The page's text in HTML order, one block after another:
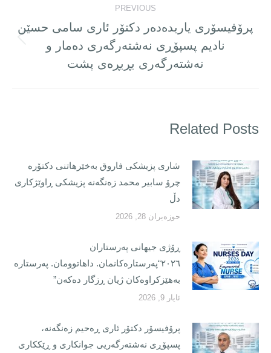
PREVIOUS
Previous
پرۆفیسۆری یاریدەدەر دکتۆر ئاری سامی حسێن
نادیم پسپۆڕی نەشتەرگەری دەمار و
نەشتەرگەری بڕبڕەی پشت
Related Posts
شاری پزیشکی فاروق بەخێرهاتنی دکتۆرە
چرۆ سابیر محمد زەنگەنە پزیشکی ڕاوێژکاری
دڵ
حوزه‌یران 28, 2026
ڕۆژی جیهانی پەرستاران
٢٠٢٦“پەرستارەکانمان. داهاتوومان. پەرستارە
بەهێزکراوەکان ژیان ڕزگار دەکەن”
ئایار 9, 2026
پرۆفیسۆر دکتۆر ئاری ڕەحیم زەنگەنە،
پسپۆڕی نەشتەرگەریی جوانکاری و ڕێککاری